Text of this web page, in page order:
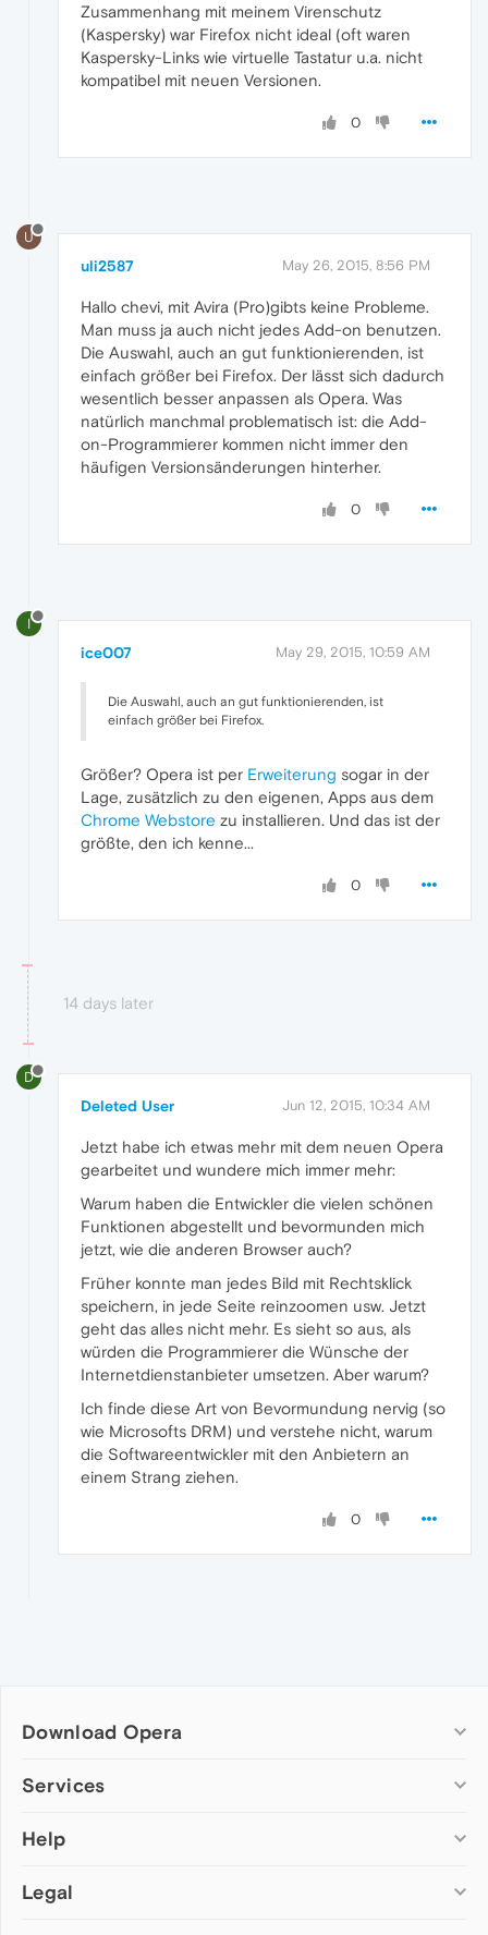
Zusammenhang mit meinem Virenschutz
(Kaspersky) war Firefox nicht ideal (oft waren
Kaspersky-Links wie virtuelle Tastatur u.a. nicht
kompatibel mit neuen Versionen.
0
U
uli2587 May 26, 2015, 8:56 PM
Hallo chevi, mit Avira (Pro)gibts keine Probleme.
Man muss ja auch nicht jedes Add-on benutzen.
Die Auswahl, auch an gut funktionierenden, ist
einfach größer bei Firefox. Der lässt sich dadurch
wesentlich besser anpassen als Opera. Was
natürlich manchmal problematisch ist: die Add-
on-Programmierer kommen nicht immer den
häufigen Versionsänderungen hinterher.
0
I
ice007 May 29, 2015, 10:59 AM
Die Auswahl, auch an gut funktionierenden, ist
einfach größer bei Firefox.
Größer? Opera ist per Erweiterung sogar in der
Lage, zusätzlich zu den eigenen, Apps aus dem
Chrome Webstore zu installieren. Und das ist der
größte, den ich kenne...
0
14 days later
D
Deleted User Jun 12, 2015, 10:34 AM
Jetzt habe ich etwas mehr mit dem neuen Opera
gearbeitet und wundere mich immer mehr:
Warum haben die Entwickler die vielen schönen
Funktionen abgestellt und bevormunden mich
jetzt, wie die anderen Browser auch?
Früher konnte man jedes Bild mit Rechtsklick
speichern, in jede Seite reinzoomen usw. Jetzt
geht das alles nicht mehr. Es sieht so aus, als
würden die Programmierer die Wünsche der
Internetdienstanbieter umsetzen. Aber warum?
Ich finde diese Art von Bevormundung nervig (so
wie Microsofts DRM) und verstehe nicht, warum
die Softwareentwickler mit den Anbietern an
einem Strang ziehen.
0
Download Opera
Computer browsers
Opera for Mac
Opera beta version
Services
Add-ons
Wallpapers
Help
Help & support
Legal